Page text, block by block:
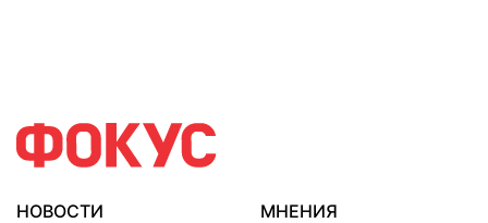
НОВОСТИ
МНЕНИЯ